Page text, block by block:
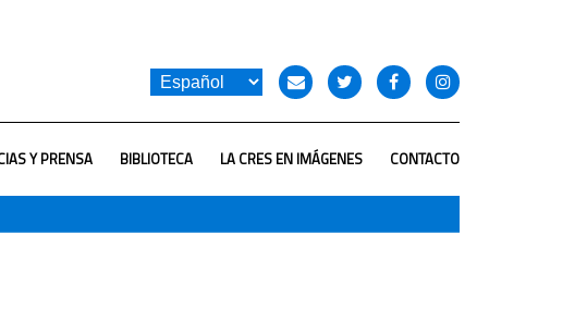
Y PRENSA BIBLIOTECA LA CRES EN IMÁGENES CONTACTO